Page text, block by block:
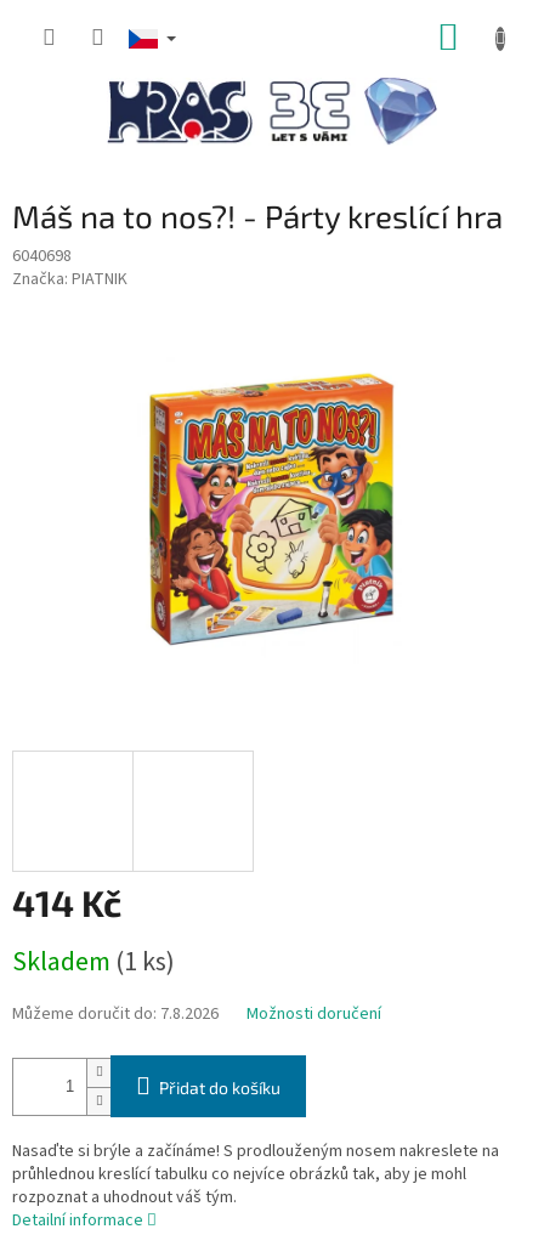
Máš na to nos?! - Párty kreslící hra
6040698
Značka: PIATNIK
414 Kč
cena:
Skladem (1 ks)
Můžeme doručit do: 7.8.2026 Možnosti doručení
Přidat do košíku
Nasaďte si brýle a začínáme! S prodlouženým nosem nakreslete na
průhlednou kreslící tabulku co nejvíce obrázků tak, aby je mohl
rozpoznat a uhodnout váš tým.
Detailní informace